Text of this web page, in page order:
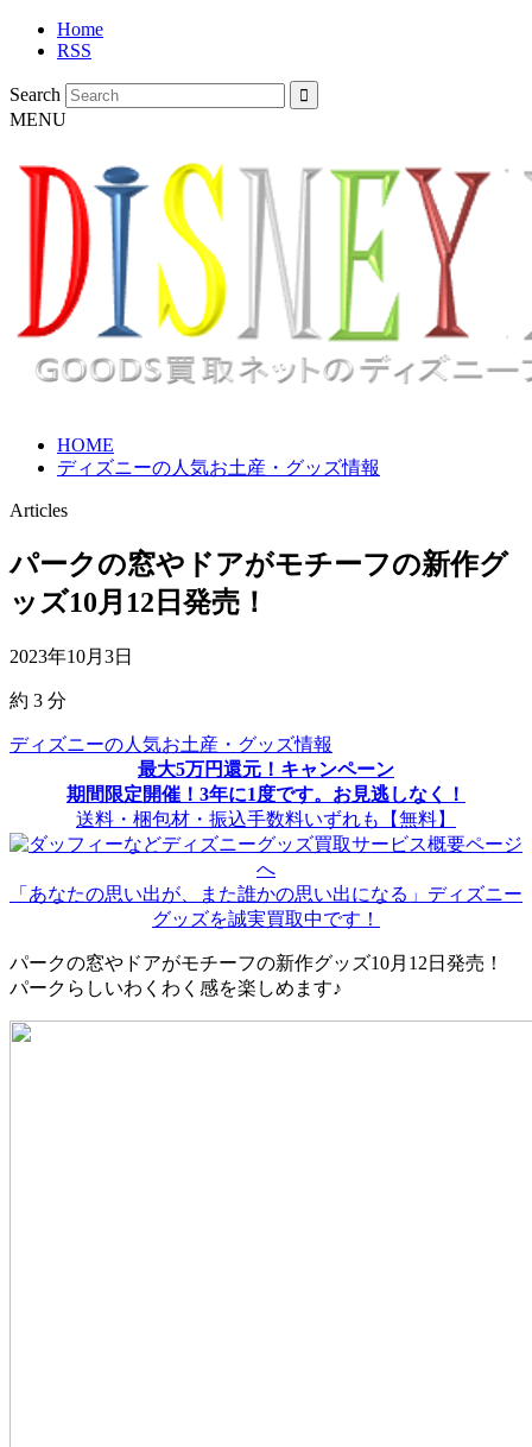
Home
RSS
Search
MENU
HOME
ディズニーの人気お土産・グッズ情報
Articles
パークの窓やドアがモチーフの新作グ
ッズ10月12日発売！
2023年10月3日
約 3 分
ディズニーの人気お土産・グッズ情報
最大5万円還元！キャンペーン
期間限定開催！3年に1度です。お見逃しなく！
送料・梱包材・振込手数料いずれも【無料】
「あなたの思い出が、また誰かの思い出になる」ディズニー
グッズを誠実買取中です！
パークの窓やドアがモチーフの新作グッズ10月12日発売！
パークらしいわくわく感を楽しめます♪